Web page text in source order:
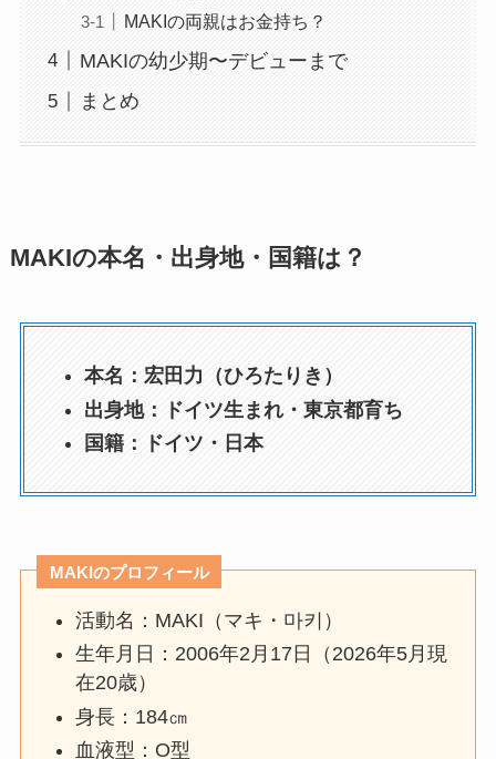
MAKIの両親はお金持ち？
MAKIの幼少期〜デビューまで
まとめ
MAKIの本名・出身地・国籍は？
本名：宏田力（ひろたりき）
出身地：ドイツ生まれ・東京都育ち
国籍：ドイツ・日本
MAKIのプロフィール
活動名：MAKI（マキ・마키）
生年月日：2006年2月17日（2026年5月現
在20歳）
身長：184㎝
血液型：O型